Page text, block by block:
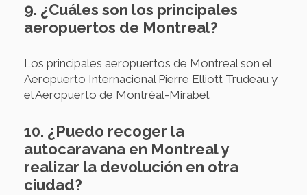
9. ¿Cuáles son los principales
aeropuertos de Montreal?
Los principales aeropuertos de Montreal son el
Aeropuerto Internacional Pierre Elliott Trudeau y
el Aeropuerto de Montréal-Mirabel.
10. ¿Puedo recoger la
autocaravana en Montreal y
realizar la devolución en otra
ciudad?